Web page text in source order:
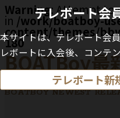
テレボート会
本サイトは、テレボート会
レボートに入会後、コンテ
テレボート新
Warning: Attempt to
in /work/boatboy-
content/themes/
180
BOATBoy最
BOATBOY NEWEST